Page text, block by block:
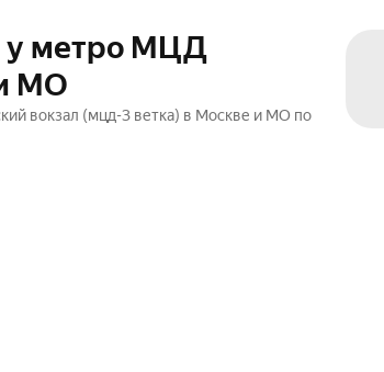
у метро МЦД
МО
вокзал (мцд-3 ветка) в Москве и МО по